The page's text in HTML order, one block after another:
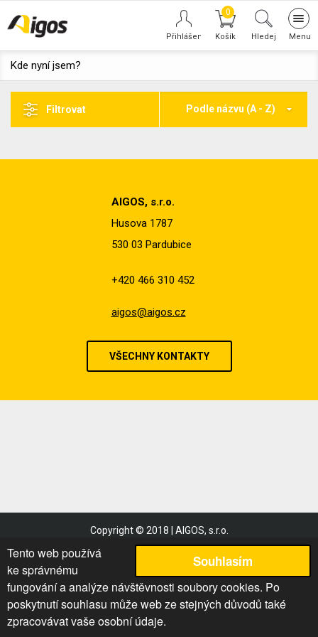
Souhlasím
Tento web používá
ke správnému
fungování a analýze návštěvnosti soubory cookies. Po
poskytnutí souhlasu může web ze stejných důvodů také
zpracovávat vaše osobní údaje.
0
Hledej
Kde nyní jsem?
Filtrovat Podle názvu (A - Z)
AIGOS, s.r.o.
Husova 1787
530 03 Pardubice
+420 466 310 452
aigos@aigos.cz
VŠECHNY KONTAKTY
Copyright © 2018 | AIGOS, s.r.o.
Obchodní podmínky
Reklamační řád
Podmínky užití
Mapa stránek